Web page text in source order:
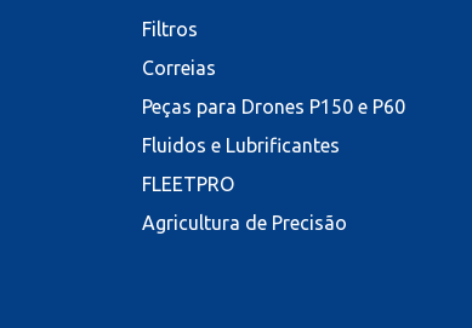
Filtros
Correias
Peças para Drones P150 e P60
Fluidos e Lubrificantes
FLEETPRO
Agricultura de Precisão